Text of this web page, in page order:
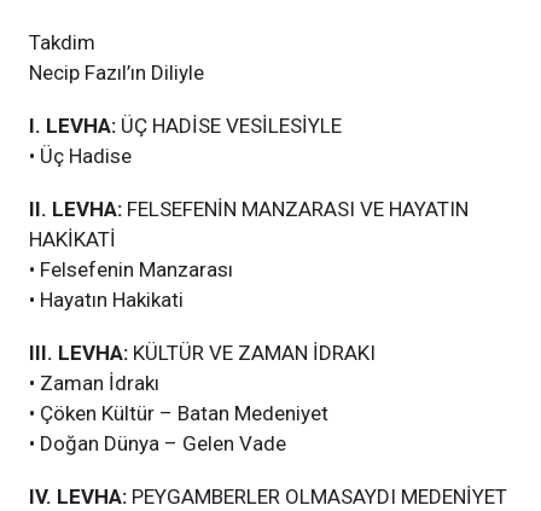
Takdim
Necip Fazıl’ın Diliyle
I. LEVHA: ÜÇ HADİSE VESİLESİYLE
• Üç Hadise
II. LEVHA: FELSEFENİN MANZARASI VE HAYATIN
HAKİKATİ
• Felsefenin Manzarası
• Hayatın Hakikati
III. LEVHA: KÜLTÜR VE ZAMAN İDRAKI
• Zaman İdrakı
• Çöken Kültür – Batan Medeniyet
• Doğan Dünya – Gelen Vade
IV. LEVHA: PEYGAMBERLER OLMASAYDI MEDENİYET